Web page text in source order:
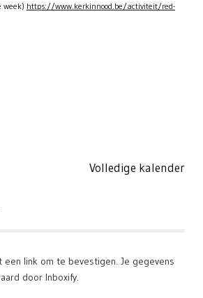
week) https://www.kerkinnood.be/activiteit/red-
Volledige kalender
link om te bevestigen. Je gegevens
door Inboxify.